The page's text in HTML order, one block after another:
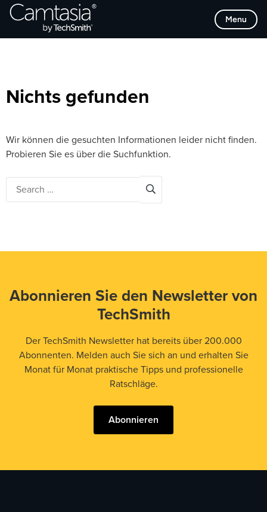
Direkt
zum
Menu
Browse Categories
Nichts gefunden
Wir können die gesuchten Informationen leider nicht finden.
Probieren Sie es über die Suchfunktion.
Abonnieren Sie den Newsletter von
TechSmith
Der TechSmith Newsletter hat bereits über 200.000
Abonnenten. Melden auch Sie sich an und erhalten Sie
Monat für Monat praktische Tipps und professionelle
Ratschläge.
Abonnieren